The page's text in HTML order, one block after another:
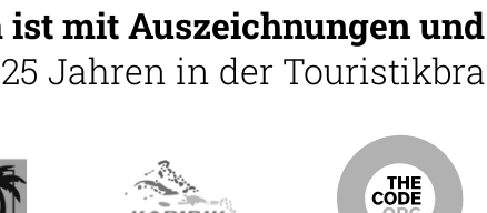
ist mit Auszeichnungen
Jahren in der